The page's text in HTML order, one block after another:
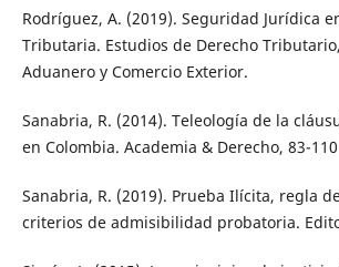
Rodríguez, A. (2019). Seguridad Jurídica
Tributaria. Estudios de Derecho
Aduanero y Comercio Exterior.
Sanabria, R. (2014). Teleología de la
en Colombia. Academia & Derecho, 83-110
Sanabria, R. (2019). Prueba Ilícita, regla
criterios de admisibilidad probatoria.